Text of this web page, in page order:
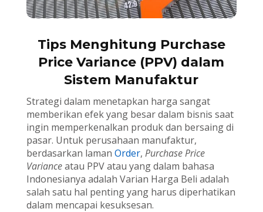
Tips Menghitung Purchase
Price Variance (PPV) dalam
Sistem Manufaktur
Strategi dalam menetapkan harga sangat
memberikan efek yang besar dalam bisnis saat
ingin memperkenalkan produk dan bersaing di
pasar. Untuk perusahaan manufaktur,
berdasarkan laman Order, Purchase Price
Varianceatau PPV atau yang dalam bahasa
Indonesianya adalah Varian Harga Beli adalah
salah satu hal penting yang harus diperhatikan
dalam mencapai kesuksesan.